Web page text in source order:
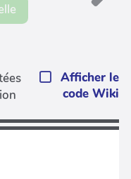
Afficher le
code Wiki